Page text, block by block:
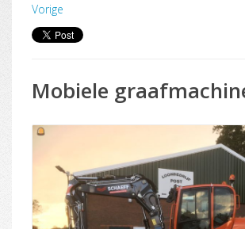
Vorige
Mobiele